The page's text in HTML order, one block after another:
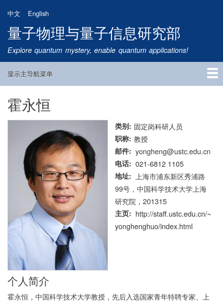
到
主
要
内
中文 English
量子物理与量子信息研究部
Explore quantum mystery, enable quantum applications!
Main
显示主导航菜单
首页
研究方向
量子卫星
团队成员
新闻动态
研究进展
学术报告
论文发表
公告通知
招生信息
相关链接
霍永恒
类别 固定岗科研人员
职称 教授
邮件 yongheng@ustc.edu.cn
电话 021-6812 1105
地址
上海市浦东新区秀浦路
99号，中国科学技术大学上海
研究院，201315
主页
http://staff.ustc.edu.cn/~
yonghenghuo/index.html
个人简介
霍永恒，中国科学技术大学教授，先后入选国家青年特聘专家、上